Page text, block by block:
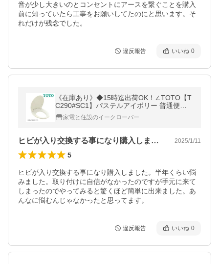
音が少し大きいのとコンセントにアースを繋ぐことを購入
前に知っていたら工事をお願いしてたのにと思います。そ
れだけが残念でした。
違反報告 いいね 0
《在庫あり》◆15時迄出荷OK！∠TOTO【T
C290#SC1】パステルアイボリー 普通便座
スタンダードタイプ 普通
家電と住設のイークローバー
ヒビが入り交換する事になり購入しました… 2025/1/11
5
ヒビが入り交換する事になり購入しました。半年くらい悩
みました。取り付けに自信がなかったのですが手元に来て
しまったのでやってみると驚くほど簡単に出来ました。あ
んなに悩むんじゃなかったと思ってます。
違反報告 いいね 0